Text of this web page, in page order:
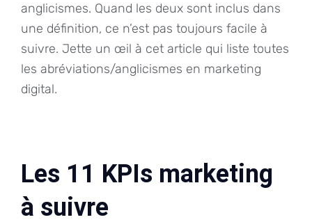
anglicismes. Quand les deux sont inclus dans
une définition, ce n’est pas toujours facile à
suivre. Jette un œil à cet article qui liste toutes
les abréviations/anglicismes en marketing
digital.
Les 11 KPIs marketing
à suivre